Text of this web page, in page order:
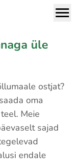
üle
ostjat?
oma
Meie
sajad
endale